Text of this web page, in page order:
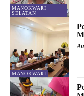
MANOKWARI
SELATAN
MANOKWARI